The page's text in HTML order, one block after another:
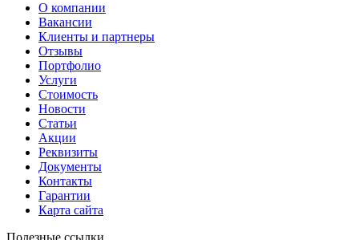
О компании
Вакансии
Клиенты и партнеры
Отзывы
Портфолио
Услуги
Стоимость
Новости
Статьи
Акции
Реквизиты
Документы
Контакты
Гарантии
Карта сайта